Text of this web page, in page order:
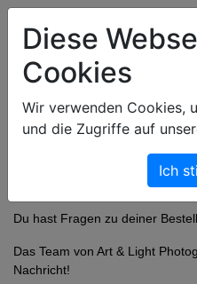
Art & Light Bildershop
Du hast Fragen zu deiner
Das Team von Art & Light
Nachricht!
Diese
Cookies
Wir verwenden Cookies,
und die Zugriffe auf
Ich